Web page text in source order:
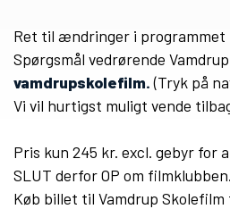
Ret til ændringer i programmet
Spørgsmål vedrørende
vamdrupskolefilm.(Tryk på
Vi vil hurtigst muligt vende
Pris kun 245 kr. excl. gebyr for
SLUT derfor OP om filmklubben.
Køb billet til Vamdrup